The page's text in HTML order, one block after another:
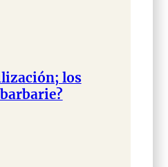
los